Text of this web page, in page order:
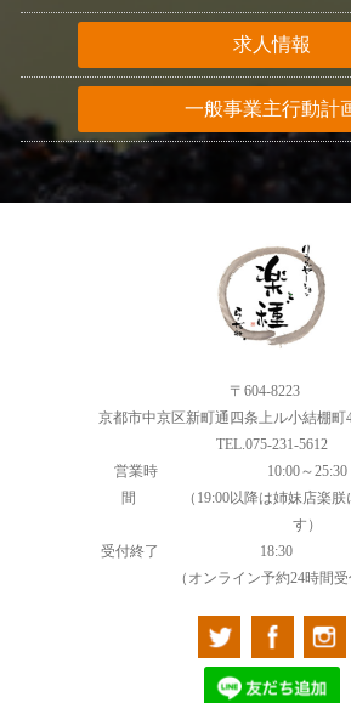
求人情報
一般事業主行動計
〒604-8223
京都市中京区新町通四条上ル小結棚町
TEL.075-231-5612
営業時
間
10:00～25:30
（19:00以降は姉妹店楽
す）
受付終了
18:30
（オンライン予約24時間受